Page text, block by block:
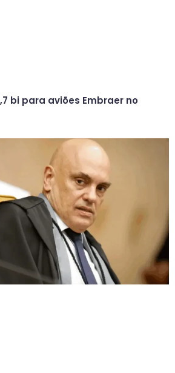
bi para aviões Embraer no